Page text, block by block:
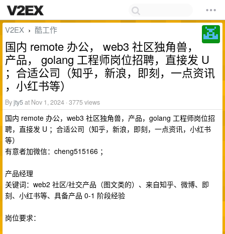
V2EX › 酷工作
国内 remote 办公， web3 社区独角兽，
产品， golang 工程师岗位招聘，直接发 U
；合适公司（知乎，新浪，即刻，一点资讯
，小红书等）
Byjty5at Nov 1, 2024 · 3775 views
国内 remote 办公，web3 社区独角兽，产品，golang 工程师岗位招
聘，直接发 U ；合适公司（知乎，新浪，即刻，一点资讯，小红书
等）
有意者加微信：cheng515166 ；
产品经理
关键词：web2 社区/社交产品（图文类的）、来自知乎、微博、即
刻、小红书等、具备产品 0-1 阶段经验
岗位要求：